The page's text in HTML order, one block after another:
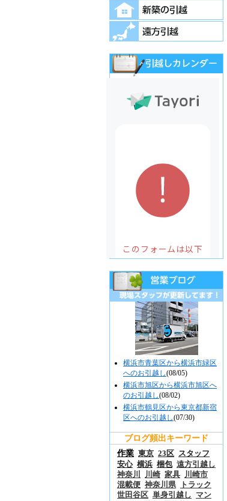
横浜市青葉区から横浜市緑区
へのお引越し(08/05)
横浜市旭区から横浜市旭区へ
のお引越し(08/02)
横浜市鶴見区から東京都新宿
区へのお引越し(07/30)
ブログ頻出キーワード
作業 東京 23区 スタッフ
安心 横浜 梱包 遠方引越し
神奈川
川崎 家具 川崎市
混載便 神奈川県
トラック
世田谷区 単身引越し
マン